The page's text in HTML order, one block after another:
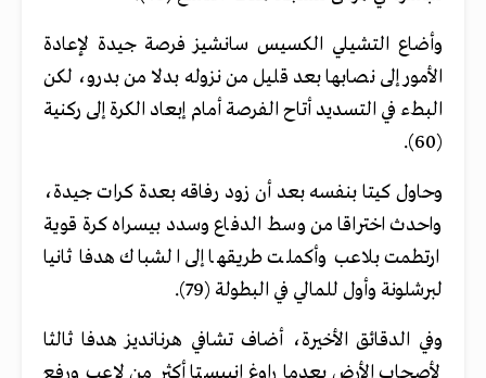
وأضاع التشيلي الكسيس سانشيز فرصة جيدة لإعادة
الأمور إلى نصابها بعد قليل من نزوله بدلا من بدرو، لكن
البطء في التسديد أتاح الفرصة أمام إبعاد الكرة إلى ركنية
(60).
وحاول كيتا بنفسه بعد أن زود رفاقه بعدة كرات جيدة،
واحدث اختراقا من وسط الدفاع وسدد بيسراه كرة قوية
ارتطمت بلاعب وأكملت طريقها إلى الشباك هدفا ثانيا
لبرشلونة وأول للمالي في البطولة (79).
وفي الدقائق الأخيرة، أضاف تشافي هرنانديز هدفا ثالثا